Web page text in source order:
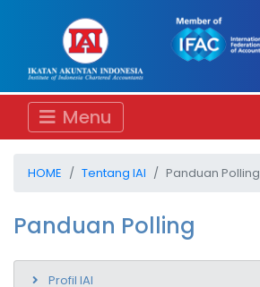
Menu
HOME Tentang IAI Panduan Polling
Panduan Polling
Profil IAI